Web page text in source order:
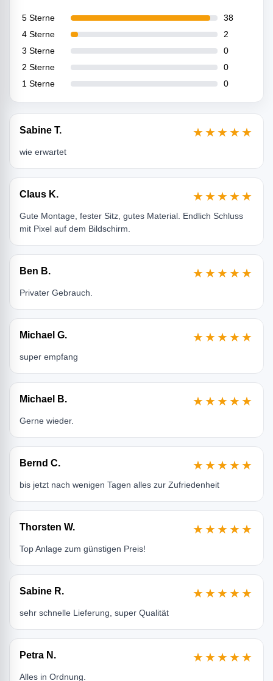
5 Sterne
38
4 Sterne
2
3 Sterne
0
2 Sterne
0
1 Sterne
0
Sabine T. ★★★★★
wie erwartet
Claus K. ★★★★★
Gute Montage, fester Sitz, gutes Material. Endlich Schluss
mit Pixel auf dem Bildschirm.
Ben B. ★★★★★
Privater Gebrauch.
Michael G. ★★★★★
super empfang
Michael B. ★★★★★
Gerne wieder.
Bernd C. ★★★★★
bis jetzt nach wenigen Tagen alles zur Zufriedenheit
Thorsten W. ★★★★★
Top Anlage zum günstigen Preis!
Sabine R. ★★★★★
sehr schnelle Lieferung, super Qualität
Petra N. ★★★★★
Alles in Ordnung.